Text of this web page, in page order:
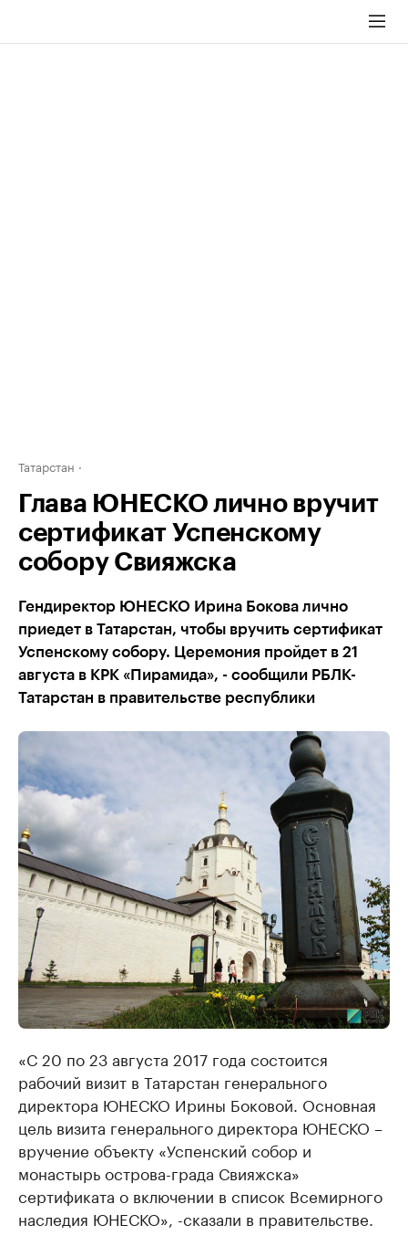
Татарстан
Глава ЮНЕСКО лично вручит
сертификат Успенскому
собору Свияжска
Гендиректор ЮНЕСКО Ирина Бокова лично
приедет в Татарстан, чтобы вручить сертификат
Успенскому собору. Церемония пройдет в 21
августа в КРК «Пирамида», - сообщили РБЛК-
Татарстан в правительстве республики
«С 20 по 23 августа 2017 года состоится
рабочий визит в Татарстан генерального
директора ЮНЕСКО Ирины Боковой. Основная
цель визита генерального директора ЮНЕСКО –
вручение объекту «Успенский собор и
монастырь острова-града Свияжска»
сертификата о включении в список Всемирного
наследия ЮНЕСКО», -сказали в правительстве.